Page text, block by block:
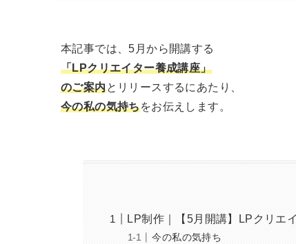
本記事では、5月から開講する
「LPクリエイター養成講座」
のご案内とリリースするにあたり、
今の私の気持ちをお伝えします。
LP制作｜【5月開講】LPクリエ
今の私の気持ち